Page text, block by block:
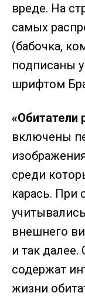
вреде. На
самых
(бабочка,
подписаны
шрифтом
«Обитатели
включены
среди
карась. При
внешнего
и так
содержат
жизни